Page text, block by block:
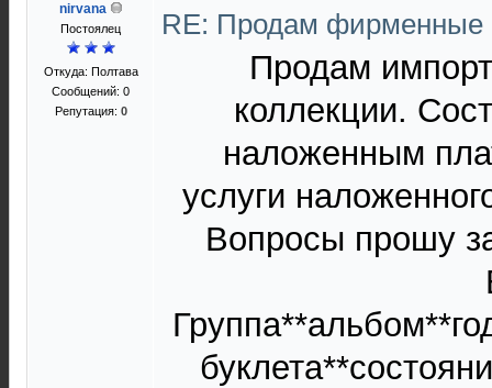
nirvana
Постоялец
Откуда: Полтава
Сообщений: 0
Репутация: 0
RE: Продам фирменные
Продам
коллекции.
наложенным
услуги
Вопросы прошу